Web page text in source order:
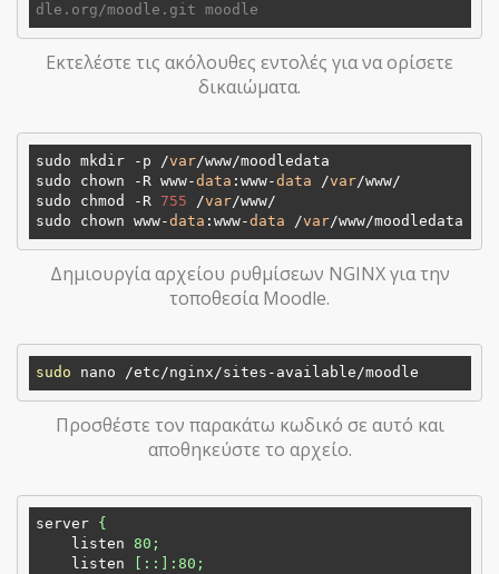
dle.org/moodle.git moodle
Εκτελέστε τις ακόλουθες εντολές για να ορίσετε
δικαιώματα.
sudo mkdir -p /var/www/moodledata
sudo chown -R www-data :www-data /var/www/
sudo chmod -R 755 /var/www/
sudo chown www-data :www-data /var
Δημιουργία αρχείου ρυθμίσεων NGINX για την
τοποθεσία Moodle.
sudo
Προσθέστε τον παρακάτω κωδικό σε αυτό και
αποθηκεύστε το αρχείο.
server {
listen 80;
listen
[::]:80;